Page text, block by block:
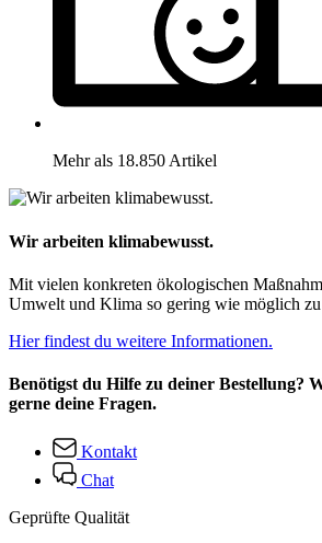
Mehr als 18.850 Artikel
Wir arbeiten klimabewusst.
Mit vielen konkreten ökologischen
Umwelt und Klima so gering wie möglich zu
Hier findest du weitere Informationen.
Benötigst du Hilfe zu deiner Bestellung?
gerne deine Fragen.
Kontakt
Chat
Geprüfte Qualität